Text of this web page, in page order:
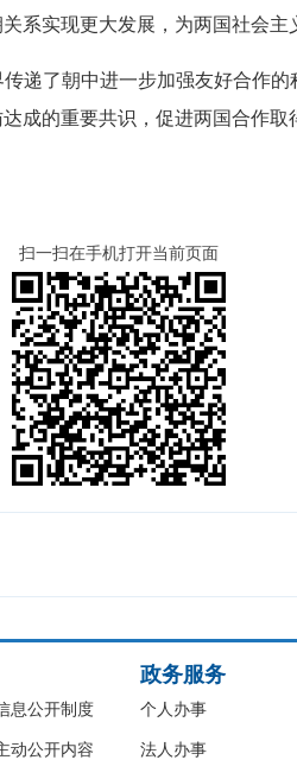
系实现更大发展，为两国社会主
递了朝中进一步加强友好合作
成的重要共识，促进两国合作取
扫一扫在手机打开当前页面
息公开制度
动公开内容
政务服务
个人办事
法人办事